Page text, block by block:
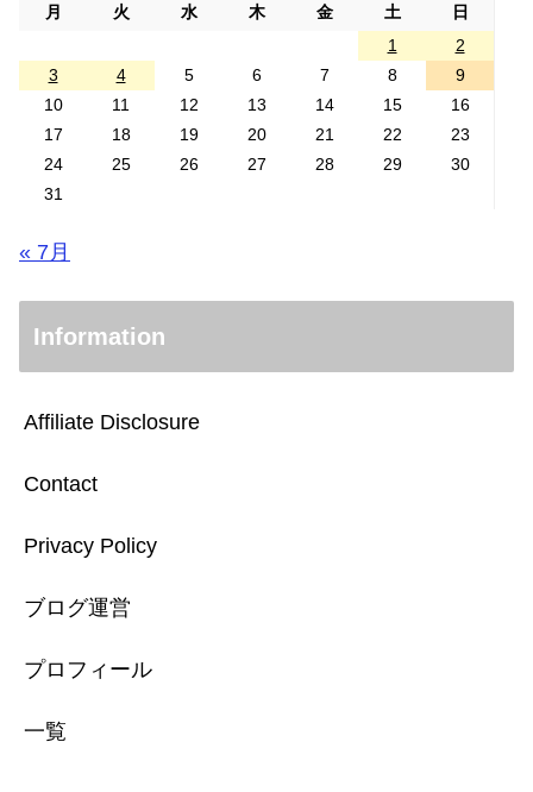
月 火 水 木 金 土
日
1
2
3
4 5 6 7 8
9
10
11 12 13 14 15
16
17
18 19 20 21 22
23
24
25 26 27 28 29
30
31
« 7月
Information
Affiliate Disclosure
Contact
Privacy Policy
ブログ運営
プロフィール
一覧